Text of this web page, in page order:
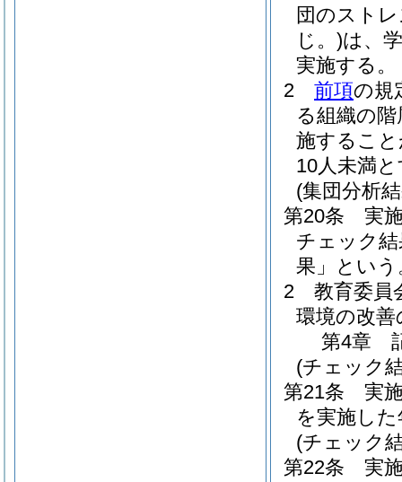
団のスト
じ。)は、
実施する。
2
前項の規
る組織の
施するこ
10人未満
(集団分析
第20条
実
チェック
果」という
2
教育委員
環境の改
第4章
(チェック
第21条
実
を実施し
(チェック
第22条
実